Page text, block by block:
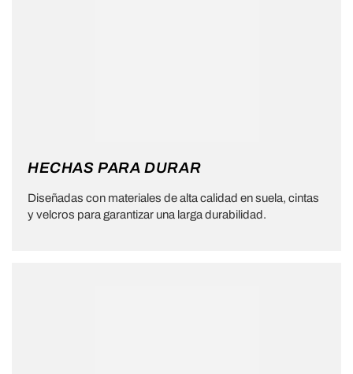
HECHAS PARA DURAR
Diseñadas con materiales de alta calidad en suela, cintas
y velcros para garantizar una larga durabilidad.